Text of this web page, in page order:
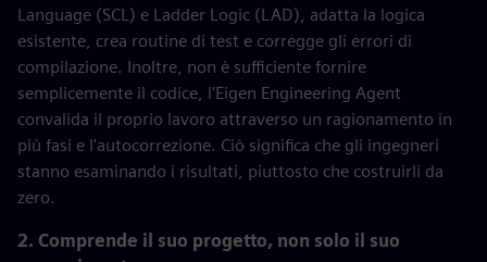
Language (SCL) e Ladder Logic (LAD), adatta la logica
esistente, crea routine di test e corregge gli errori di
compilazione. Inoltre, non è sufficiente fornire
semplicemente il codice, l'Eigen Engineering Agent
convalida il proprio lavoro attraverso un ragionamento in
più fasi e l'autocorrezione. Ciò significa che gli ingegneri
stanno esaminando i risultati, piuttosto che costruirli da
zero.
2. Comprende il suo progetto, non solo il suo